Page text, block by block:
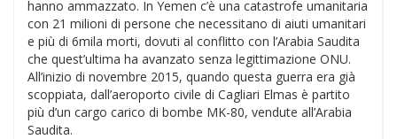
hanno ammazzato. In Yemen c’è una catastrofe umanitaria
con 21 milioni di persone che necessitano di aiuti umanitari
e più di 6mila morti, dovuti al conflitto con l’Arabia Saudita
che quest’ultima ha avanzato senza legittimazione ONU.
All’inizio di novembre 2015, quando questa guerra era già
scoppiata, dall’aeroporto civile di Cagliari Elmas è partito
più d’un cargo carico di bombe MK-80, vendute all’Arabia
Saudita.